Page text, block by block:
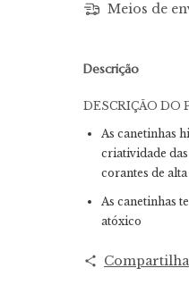
Meios de
Descrição
DESCRIÇÃO DO
As canetinhas
criatividade
corantes de
As canetinhas
atóxico